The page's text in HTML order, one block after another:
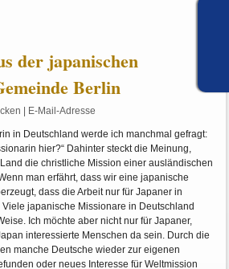
der japanischen
Berlin
E-Mail-Adresse
in Deutschland werde ich manchmal gefragt:
hier?“ Dahinter steckt die Meinung,
die christliche Mission einer ausländischen
man erfährt, dass wir eine japanische
dass die Arbeit nur für Japaner in
japanische Missionare in Deutschland
Ich möchte aber nicht nur für Japaner,
interessierte Menschen da sein. Durch die
manche Deutsche wieder zur eigenen
oder neues Interesse für Weltmission